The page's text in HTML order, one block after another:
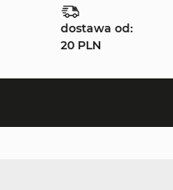
dostawa od:
20 PLN